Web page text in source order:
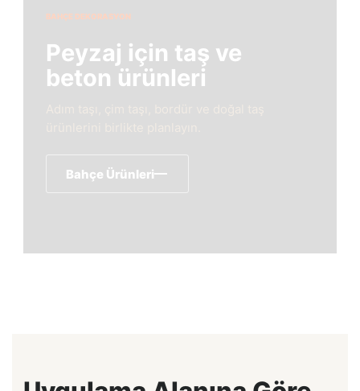
BAHÇE DEKORASYON
Peyzaj için taş ve
beton ürünleri
Bahçe Ürünleri